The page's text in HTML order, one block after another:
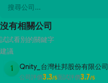
沒有相關公司
試試看別的關鍵字
建議
1 Qnity_台灣杜邦股份有限公司
公司評價3.3/5面試評價3.7/5